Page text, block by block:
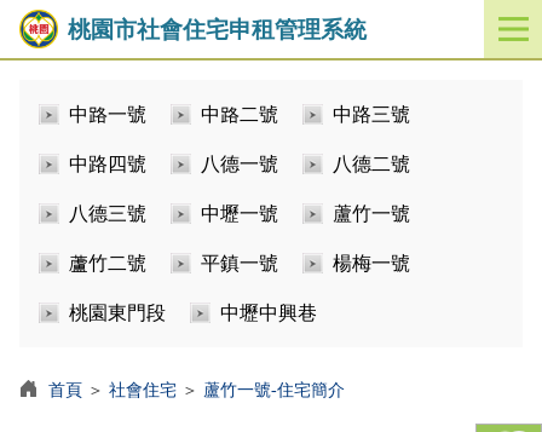
桃園市社會住宅申租管理系統
開
啟
中路一號 中路二號 中路三號
中路四號 八德一號 八德二號
八德三號 中壢一號 蘆竹一號
蘆竹二號 平鎮一號 楊梅一號
桃園東門段 中壢中興巷
首頁 ＞ 社會住宅 ＞ 蘆竹一號-住宅簡介